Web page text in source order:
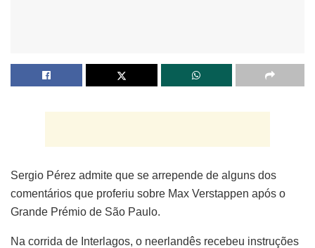
Sergio Pérez admite que se arrepende de alguns dos
comentários que proferiu sobre Max Verstappen após o
Grande Prémio de São Paulo.
Na corrida de Interlagos, o neerlandês recebeu instruções